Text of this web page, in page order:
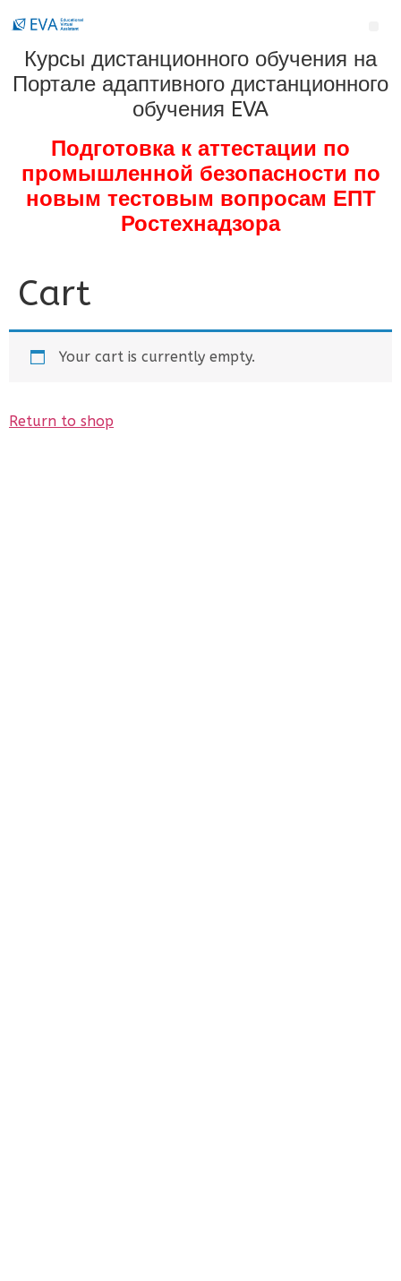
Курсы дистанционного обучения на
Портале адаптивного дистанционного
обучения EVA
Подготовка к аттестации по
промышленной безопасности по
новым тестовым вопросам ЕПТ
Ростехнадзора
Cart
Your cart is currently empty.
Return to shop